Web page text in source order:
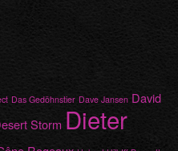
Das Gedöhnstier Dave Jansen David
Storm Dieter